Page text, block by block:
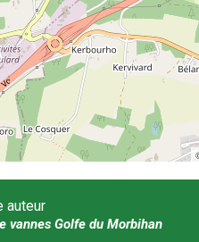
auteur
vannes Golfe du Morbihan